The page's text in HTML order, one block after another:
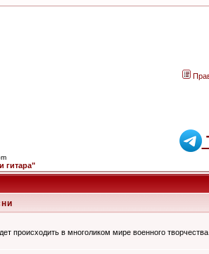
гитара"
происходить в многоликом мире военного творчества